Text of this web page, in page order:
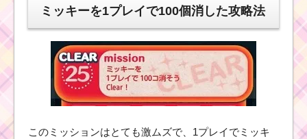
ミッキーを1プレイで100個消した攻略法
このミッションはとても激ムズで、1プレイでミッキ